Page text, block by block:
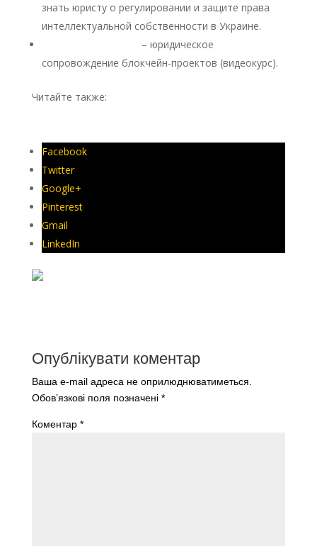
знать юристу о регулировании и защите права
интеллектуальной собственности в Украине.
– юридическое
сопровождение блокчейн-проектов (видеокурс).
Читайте также:
Facebook
Twitter
Google+
Pinterest
Gmail
LinkedIn
Опублікувати коментар
Ваша e-mail адреса не оприлюднюватиметься.
Обов’язкові поля позначені *
Коментар *